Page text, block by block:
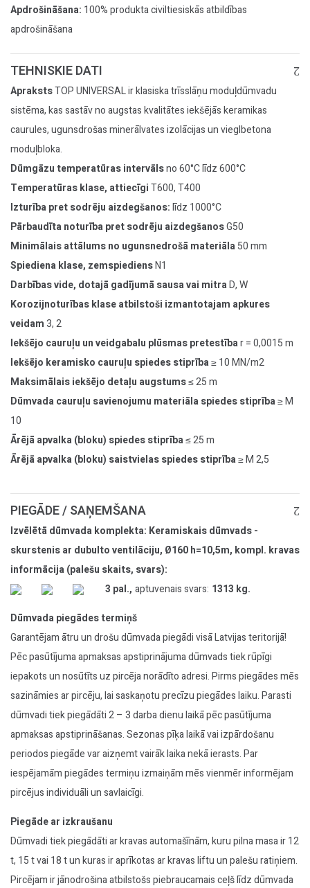
Apdrošināšana: 100% produkta civiltiesiskās atbildības
apdrošināšana
TEHNISKIE DATI
AprakstsTOP UNIVERSAL ir klasiska trīsslāņu moduļdūmvadu
sistēma, kas sastāv no augstas kvalitātes iekšējās keramikas
caurules, ugunsdrošas minerālvates izolācijas un vieglbetona
moduļbloka.
Dūmgāzu temperatūras intervālsno 60°C līdz 600°C
Temperatūras klase, attiecīgiT600, T400
Izturība pret sodrēju aizdegšanos:līdz 1000°C
Pārbaudīta noturība pret sodrēju aizdegšanosG50
Minimālais attālums no ugunsnedrošā materiāla50 mm
Spiediena klase, zemspiediensN1
Darbības vide, dotajā gadījumā sausa vai mitraD, W
Korozijnoturības klase atbilstoši izmantotajam apkures
veidam3, 2
Iekšējo cauruļu un veidgabalu plūsmas pretestībar = 0,0015 m
Iekšējo keramisko cauruļu spiedes stiprība≥ 10 MN/m2
Maksimālais iekšējo detaļu augstums≤ 25 m
Dūmvada cauruļu savienojumu materiāla spiedes stiprība≥ M
10
Ārējā apvalka (bloku) spiedes stiprība≤ 25 m
Ārējā apvalka (bloku) saistvielas spiedes stiprība≥ M 2,5
PIEGĀDE / SAŅEMŠANA
Izvēlētā dūmvada komplekta: Keramiskais dūmvads -
skurstenis ar dubulto ventilāciju, Ø160 h=10,5m, kompl. kravas
informācija (palešu skaits, svars):
3 pal., aptuvenais svars: 1313 kg.
Dūmvada piegādes termiņš
Garantējam ātru un drošu dūmvada piegādi visā Latvijas teritorijā!
Pēc pasūtījuma apmaksas apstiprinājuma dūmvads tiek rūpīgi
iepakots un nosūtīts uz pircēja norādīto adresi. Pirms piegādes mēs
sazināmies ar pircēju, lai saskaņotu precīzu piegādes laiku. Parasti
dūmvadi tiek piegādāti 2 – 3 darba dienu laikā pēc pasūtījuma
apmaksas apstiprināšanas. Sezonas pīķa laikā vai izpārdošanu
periodos piegāde var aizņemt vairāk laika nekā ierasts. Par
iespējamām piegādes termiņu izmaiņām mēs vienmēr informējam
pircējus individuāli un savlaicīgi.
Piegāde ar izkraušanu
Dūmvadi tiek piegādāti ar kravas automašīnām, kuru pilna masa ir 12
t, 15 t vai 18 t un kuras ir aprīkotas ar kravas liftu un palešu ratiņiem.
Pircējam ir jānodrošina atbilstošs piebraucamais ceļš līdz dūmvada